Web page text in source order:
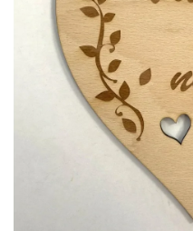
DŘEVĚNÉ DEKORACE
SEZÓNNÍ DEKORACE
DÁRKY Z LÁSKY